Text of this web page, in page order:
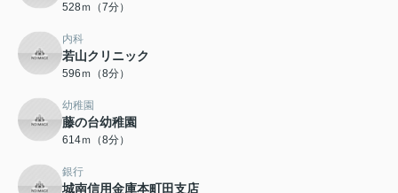
528ｍ（7分）
内科
若山クリニック
596ｍ（8分）
幼稚園
藤の台幼稚園
614ｍ（8分）
銀行
城南信用金庫本町田支店